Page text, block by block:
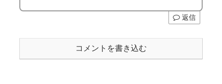
返信
コメントを書き込む